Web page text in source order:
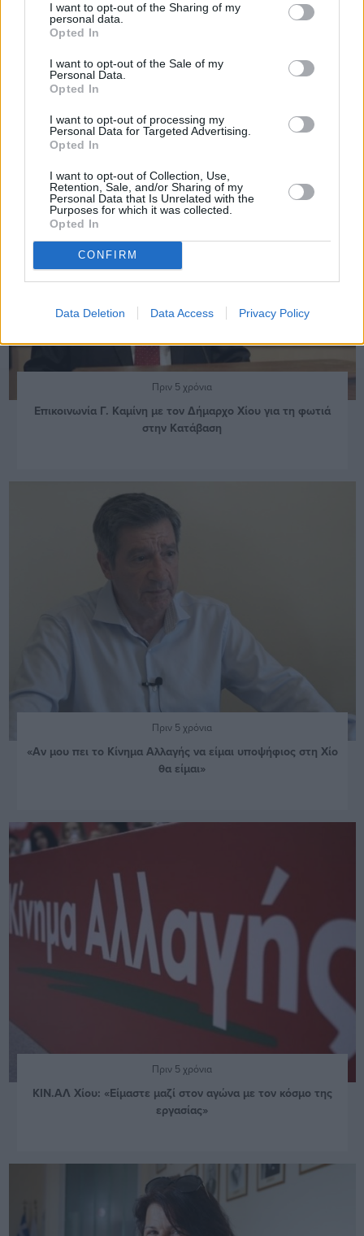
I want to opt-out of the Sharing of my
personal data.
Opted In
I want to opt-out of the Sale of my
Personal Data.
Opted In
I want to opt-out of processing my
Personal Data for Targeted Advertising.
Opted In
I want to opt-out of Collection, Use,
Retention, Sale, and/or Sharing of my
Personal Data that Is Unrelated with the
Purposes for which it was collected.
Opted In
CONFIRM
Data Deletion Data Access Privacy Policy
«Πότε επιτέλους θα πάρουν τις αποζημιώσεις τους στο
Πριν 5 χρόνια
Επικοινωνία Γ. Καμίνη με τον Δήμαρχο Χίου για τη φωτιά
στην Κατάβαση
Πριν 5 χρόνια
«Αν μου πει το Κίνημα Αλλαγής να είμαι υποψήφιος στη Χίο
θα είμαι»
Πριν 5 χρόνια
ΚΙΝ.ΑΛ Χίου: «Είμαστε μαζί στον αγώνα με τον κόσμο της
εργασίας»